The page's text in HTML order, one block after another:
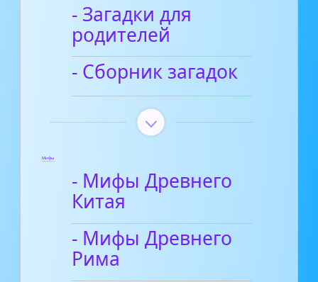
- Загадки для
родителей
- Сборник загадок
Мифы
- Мифы Древнего
Китая
- Мифы Древнего
Рима